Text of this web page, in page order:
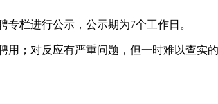
栏进行公示，公示期为7个工作日。
；对反应有严重问题，但一时难以查实